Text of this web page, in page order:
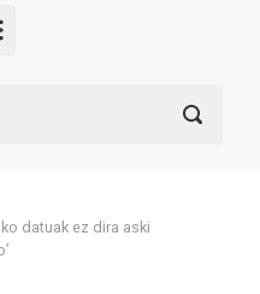
datuak ez dira aski